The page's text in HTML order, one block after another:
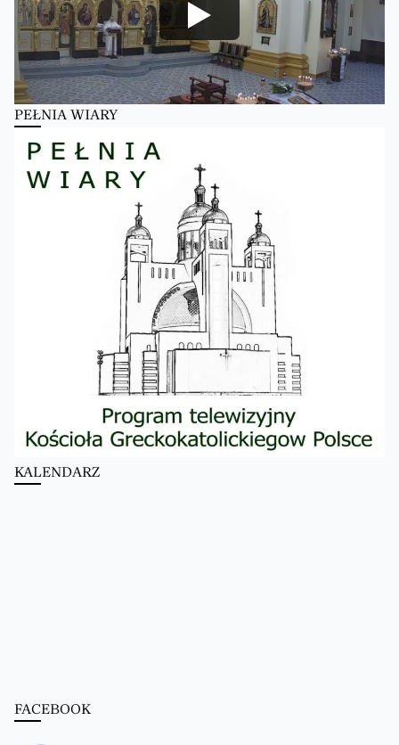
PEŁNIA WIARY
KALENDARZ
FACEBOOK